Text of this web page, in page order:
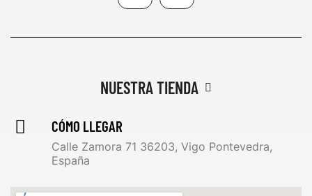
NUESTRA TIENDA
CÓMO LLEGAR
Calle Zamora 71 36203, Vigo Pontevedra,
España